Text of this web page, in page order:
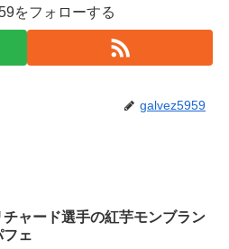
をフォローする
galvez5959
チャード選手の紅芋モンブラン
フェ